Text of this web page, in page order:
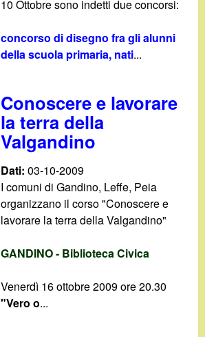
10 Ottobre sono indetti due concorsi:
concorso di disegno fra gli alunni
della scuola primaria, nati...
Conoscere e lavorare
la terra della
Valgandino
Dati:03-10-2009
I comuni di Gandino, Leffe, Peia
organizzano il corso "Conoscere e
lavorare la terra della Valgandino"
GANDINO - Biblioteca Civica
Venerdì 16 ottobre 2009 ore 20.30
"Vero o...